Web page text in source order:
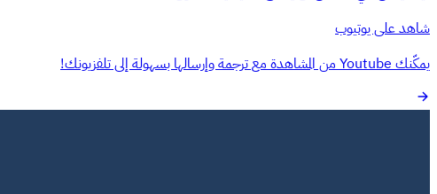
شاهد على يوتيوب
يمكّنك Youtube من المشاهدة مع ترجمة وإرسالها بسهولة إلى تلفزيونك!